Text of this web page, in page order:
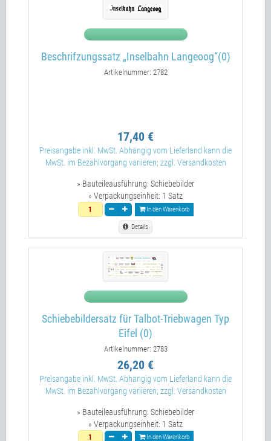
Beschrifzungssatz „Inselbahn Langeoog“(0)
Artikelnummer: 2782
17,40 €
Preisangabe inkl. MwSt. Abhängig vom Lieferland kann die
MwSt. im Bezahlvorgang variieren; zzgl. Versandkosten
» Bauteileausführung: Schiebebilder
» Verpackungseinheit: 1 Satz
In den Warenkorb
Details
Schiebebildersatz für Talbot-Triebwagen Typ
Eifel (0)
Artikelnummer: 2783
26,20 €
Preisangabe inkl. MwSt. Abhängig vom Lieferland kann die
MwSt. im Bezahlvorgang variieren; zzgl. Versandkosten
» Bauteileausführung: Schiebebilder
» Verpackungseinheit: 1 Satz
In den Warenkorb